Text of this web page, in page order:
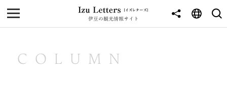
伊豆の観光情報サイト
MENU
NEWS
COLUMN